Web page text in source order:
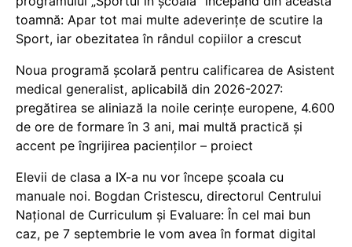
toamnă: Apar tot mai multe adeverințe de scutire la
Sport, iar obezitatea în rândul copiilor a crescut
Noua programă școlară pentru calificarea de Asistent
medical generalist, aplicabilă din 2026-2027:
pregătirea se aliniază la noile cerințe europene, 4.600
de ore de formare în 3 ani, mai multă practică și
accent pe îngrijirea pacienților – proiect
Elevii de clasa a IX-a nu vor începe școala cu
manuale noi. Bogdan Cristescu, directorul Centrului
Național de Curriculum și Evaluare: În cel mai bun
caz, pe 7 septembrie le vom avea în format digital